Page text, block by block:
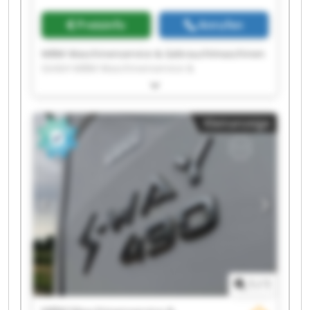
Gebrauchtmaschinen GmbH
Preisinfo Anrufen
Gebrauchtmaschinen GmbH MBM
GmbH MBM Maschinenservice &
Gebrauchtmaschinen GmbH MBM
Maschinenservice & Gebrauchtmaschinen
GmbH MBM Maschinenservice &
Gebrauchtmaschinen GmbH MBM
Maschinenservice & Gebrauchtmaschinen
GmbH MBM Maschinenservice &
Gebrauchtmaschinen GmbH MBM
Maschinenservice & Gebrauchtmaschinen
GmbH MBM Maschinenservice &
Gebrauchtmaschinen GmbH MBM
Maschinenservice & Gebrauchtmaschinen
Gebrauchtmaschinen GmbH MBM
Kleinanzeige